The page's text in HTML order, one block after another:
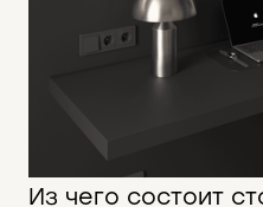
Из чего состоит